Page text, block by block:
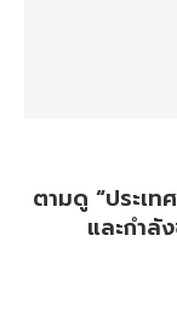
ตามดู “ประเ
และกำลั